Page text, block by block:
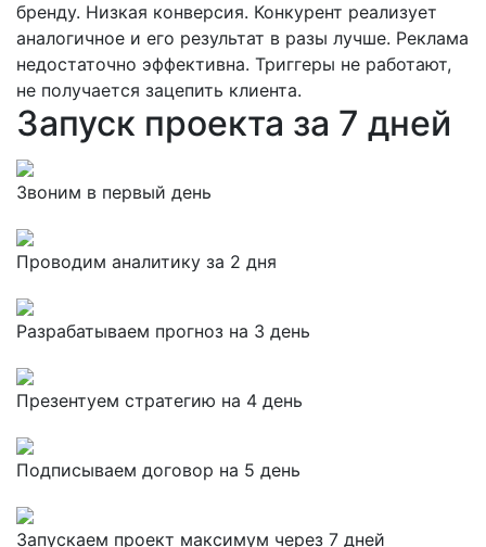
бренду. Низкая конверсия. Конкурент реализует
аналогичное и его результат в разы лучше. Реклама
недостаточно эффективна. Триггеры не работают,
не получается зацепить клиента.
Запуск проекта за 7 дней
Звоним в первый день
Проводим аналитику за 2 дня
Разрабатываем прогноз на 3 день
Презентуем стратегию на 4 день
Подписываем договор на 5 день
Запускаем проект максимум через 7 дней